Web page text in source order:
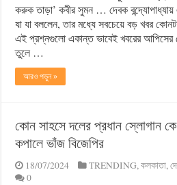
করুক তাড়া’ কবীর সুমন … দেবক বন্দ্যোপাধ্যায়
যা যা বললেন, তার মধ্যে সবচেয়ে বড় খবর
এই প্রশ্নগুলো একান্ত ভাবেই খবরের আপিসের
তুলে …
আরও পড়ুন »
কোন সাহসে দলের প্রধান স্লোগান কে
কপালে ভাঁজ বিজেপির
18/07/2024 TRENDING,কলকাতা,
0